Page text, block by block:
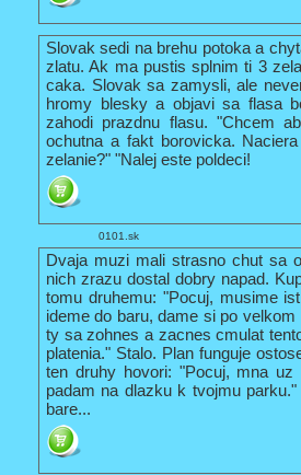
Slovak sedi na brehu potoka a
zlatu. Ak ma pustis splnim ti 3
caka. Slovak sa zamysli, ale
hromy blesky a objavi sa flasa
zahodi prazdnu flasu. "Chcem
ochutna a fakt borovicka.
zelanie?" "Nalej este poldeci!
0101.sk
Dvaja muzi mali strasno chut sa
nich zrazu dostal dobry napad.
tomu druhemu: "Pocuj, musime
ideme do baru, dame si po
ty sa zohnes a zacnes cmulat
platenia." Stalo. Plan funguje
ten druhy hovori: "Pocuj, mna
padam na dlazku k tvojmu
bare...